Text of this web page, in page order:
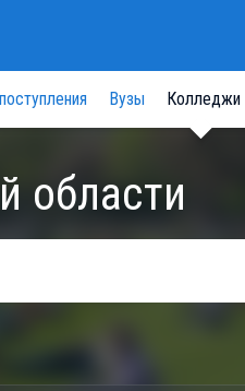
Вузы Колледжи
области